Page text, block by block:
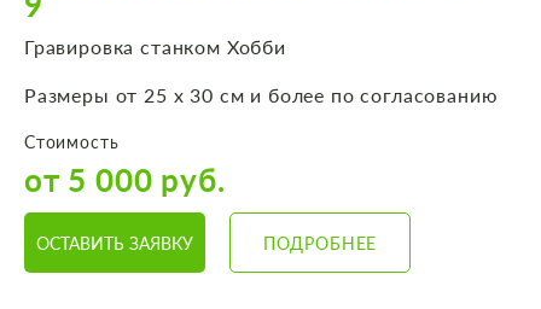
Гравировка станком Хобби
Размеры от 25 х 30 см и более по согласованию
Стоимость
от 5 000 руб.
ОСТАВИТЬ ЗАЯВКУ ПОДРОБНЕЕ